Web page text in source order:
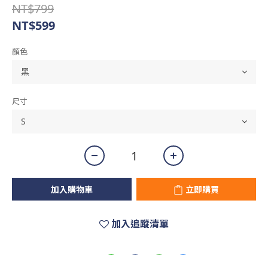
NT$799
NT$599
顏色
尺寸
加入購物車 立即購買
加入追蹤清單